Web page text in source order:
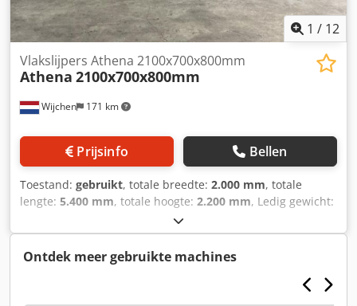
1 / 12
Wijchen 171 km
Vlakslijpers Athena 2100x700x800mm
Athena 2100x700x800mm
Prijsinfo Bellen
Toestand: gebruikt, totale breedte: 2.000 mm, totale
lengte: 5.400 mm, totale hoogte: 2.200 mm, Ledig gewicht:
10.000 kg Prijs: Op aanvraag Crsdpfxjxdb Hke Anvjf -
Documentatie aanwezig: Nee - CE certificaat aanwezig: Nee
- X-as verplaatsing [mm]: 2100 - Y-as verplaatsing [mm]:
700 - Z-as verplaatsing [mm]: 800 - Tafelbreedte [mm]:
2000 - Tafeldiepte [mm]: 600 - Magneet breedte [mm]:
2000 - Magneet diepte [mm]: 500 - Transportafmetingen:
Ontdek meer gebruikte machines